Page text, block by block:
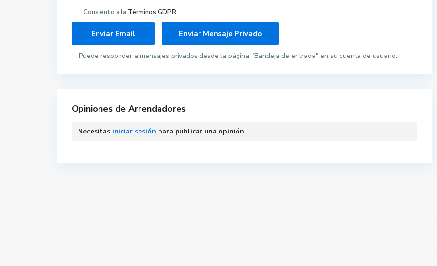
Consiento a la Términos GDPR
Puede responder a mensajes privados desde la página "Bandeja de entrada" en su cuenta de usuario.
Opiniones de Arrendadores
Necesitas iniciar sesión para publicar una opinión